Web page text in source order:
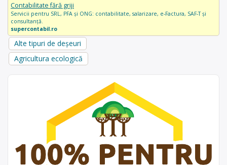
Contabilitate fără griji
Servicii pentru SRL, PFA și ONG: contabilitate, salarizare, e-Factura, SAF-T și
consultanță.
supercontabil.ro
Alte tipuri de deșeuri
Agricultura ecologică